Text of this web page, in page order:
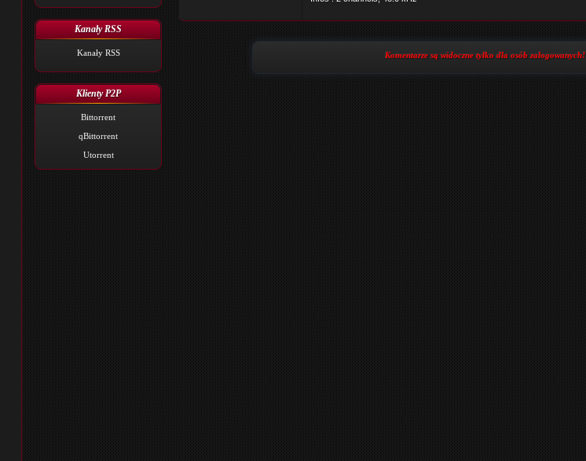
Kanały RSS
Kanały RSS
Klienty P2P
Bittorrent
qBittorrent
Utorrent
Komentarze są widoczne tylko dla osób zalogowanych!